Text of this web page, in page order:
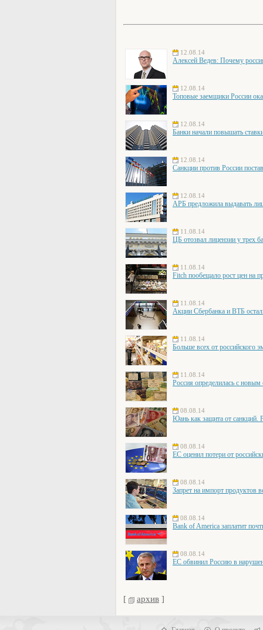
12.08.14
Алексей Ведев: Почему
12.08.14
Топовые заемщики России
12.08.14
Банки начали повышать
12.08.14
Санкции против России
12.08.14
АРБ предложила выдавать
11.08.14
ЦБ отозвал лицензии у трех
11.08.14
Fitch пообещало рост цен на
11.08.14
Акции Сбербанка и ВТБ
11.08.14
Больше всех от российского
11.08.14
Россия определилась с
08.08.14
Юань как защита от санкций.
08.08.14
ЕС оценил потери от
08.08.14
Запрет на импорт продуктов
08.08.14
Bank of America заплатит
08.08.14
ЕС обвинил Россию в
[ архив ]